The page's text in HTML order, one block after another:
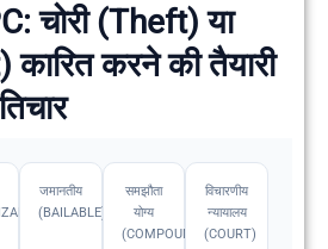
चोरी (Theft) या
करने की तैयारी
जमानतीय
(BAILABLE)
समझौता
योग्य
(COMPOUNDABLE
विचारणीय
न्यायालय
(COURT)